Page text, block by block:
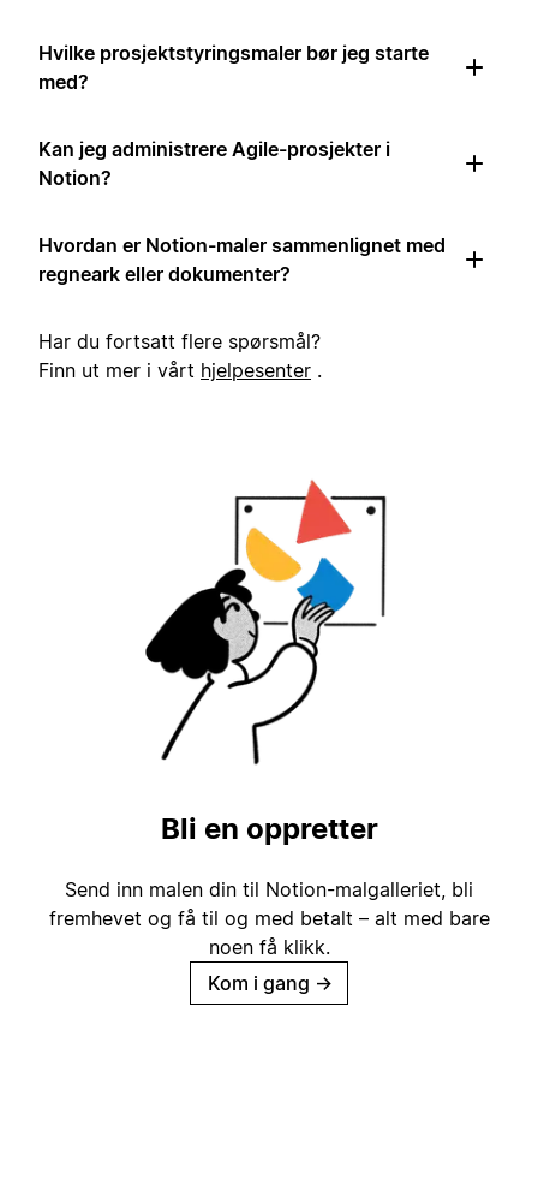
Hvilke prosjektstyringsmaler bør jeg starte
med?
Kan jeg administrere Agile-prosjekter i
Notion?
Hvordan er Notion-maler sammenlignet med
regneark eller dokumenter?
Har du fortsatt flere spørsmål?
Finn ut mer i vårt hjelpesenter .
Bli en oppretter
Send inn malen din til Notion-malgalleriet, bli
fremhevet og få til og med betalt – alt med bare
noen få klikk.
Kom i gang →